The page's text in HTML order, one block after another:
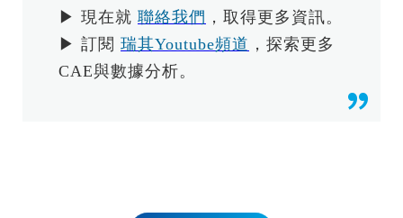
▶ 現在就 聯絡我們 ，取得更多資訊。
▶ 訂閱 瑞其Youtube頻道 ，探索更多
CAE與數據分析。